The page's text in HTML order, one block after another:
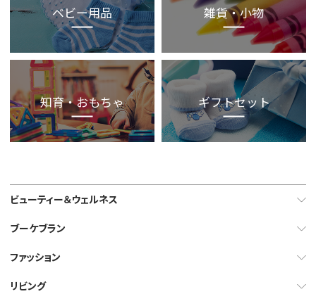
ベビー用品 雑貨・小物
知育・おもちゃ ギフトセット
ビューティー＆ウェルネス
ブーケブラン
ファッション
リビング